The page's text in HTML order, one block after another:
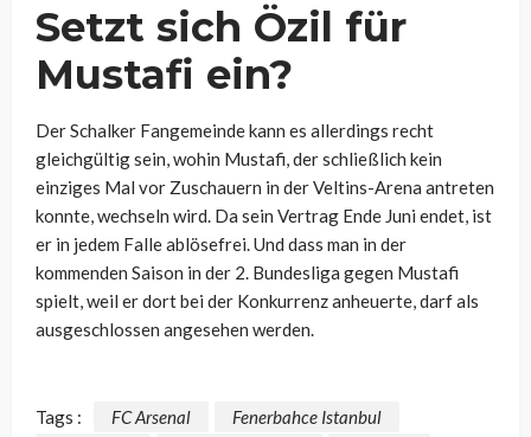
Setzt sich Özil für
Mustafi ein?
Der Schalker Fangemeinde kann es allerdings recht
gleichgültig sein, wohin Mustafi, der schließlich kein
einziges Mal vor Zuschauern in der Veltins-Arena antreten
konnte, wechseln wird. Da sein Vertrag Ende Juni endet, ist
er in jedem Falle ablösefrei. Und dass man in der
kommenden Saison in der 2. Bundesliga gegen Mustafi
spielt, weil er dort bei der Konkurrenz anheuerte, darf als
ausgeschlossen angesehen werden.
Tags : FC Arsenal
Fenerbahce Istanbul